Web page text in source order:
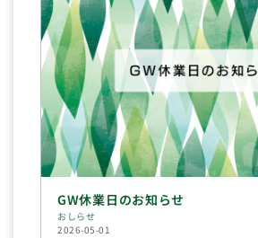
GW休業日のお知らせ
おしらせ
2026-05-01